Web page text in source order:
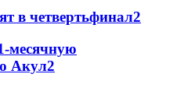
в четвертьфинал2
месячную
Акул2